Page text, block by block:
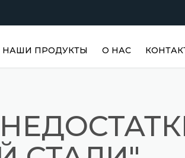
НАШИ ПРОДУКТЫ
РЕЗЕРВУАРЫ |
О НАС